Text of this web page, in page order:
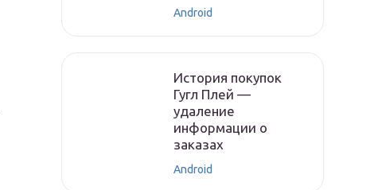
Android
История покупок
Гугл Плей —
удаление
информации о
заказах
Android